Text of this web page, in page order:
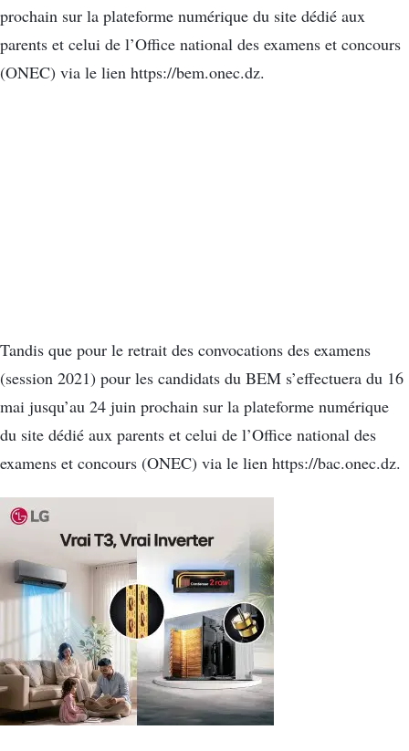
prochain sur la plateforme numérique du site dédié aux
parents et celui de l’Office national des examens et concours
(ONEC) via le lien https://bem.onec.dz.
Tandis que pour le retrait des convocations des examens
(session 2021) pour les candidats du BEM s’effectuera du 16
mai jusqu’au 24 juin prochain sur la plateforme numérique
du site dédié aux parents et celui de l’Office national des
examens et concours (ONEC) via le lien https://bac.onec.dz.